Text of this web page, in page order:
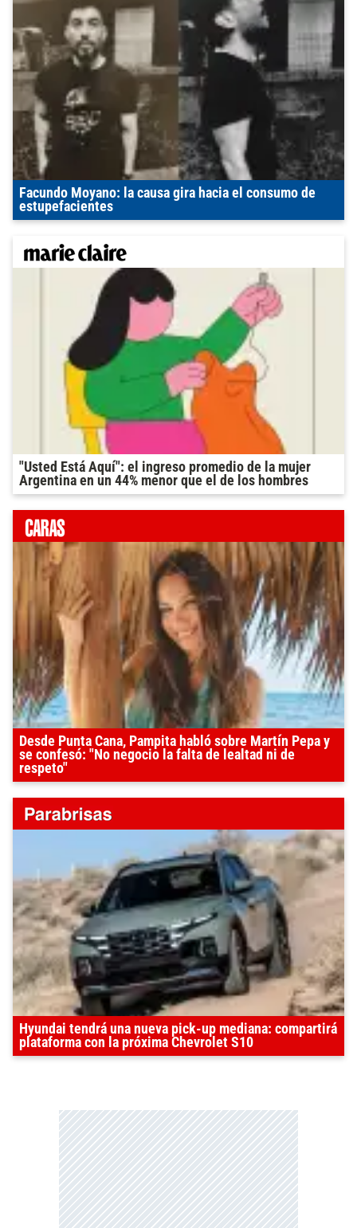
Facundo Moyano: la causa gira hacia el consumo de
estupefacientes
"Usted Está Aquí": el ingreso promedio de la mujer
Argentina en un 44% menor que el de los hombres
Desde Punta Cana, Pampita habló sobre Martín Pepa y
se confesó: "No negocio la falta de lealtad ni de
respeto"
Hyundai tendrá una nueva pick-up mediana: compartirá
plataforma con la próxima Chevrolet S10